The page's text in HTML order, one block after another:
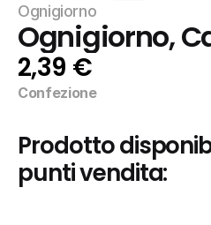
Ognigiorno
Ognigiorno,
2,39 €
Confezione
Prodotto
punti vendita: